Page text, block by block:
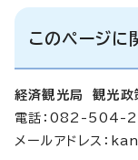
このページに
経済観光局 観光政
電話：082-504-
メールアドレス：